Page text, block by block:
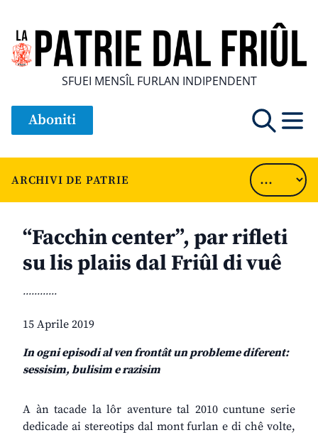
SFUEI MENSÎL FURLAN INDIPENDENT
Aboniti
ARCHIVI DE PATRIE
“Facchin center”, par rifleti
su lis plaiis dal Friûl di vuê
............
15 Aprile 2019
In ogni episodi al ven frontât un probleme diferent:
sessisim, bulisim e razisim
A àn tacade la lôr aventure tal 2010 cuntune serie
dedicade ai stereotips dal mont furlan e di chê volte,